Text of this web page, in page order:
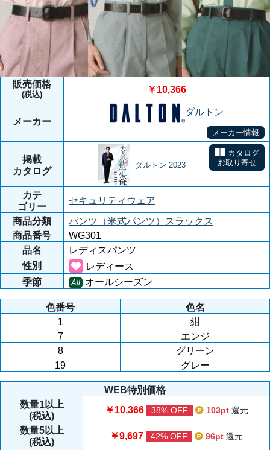
販売価格
(税込) ￥10,366
メーカー
ダルトン
メーカー情報
掲載
カタログ
ダルトン 2023
カタログ
お取り寄せ
カテ
ゴリー
セキュリティウェア
商品分類
パンツ（米式パンツ）スラックス
商品番号
WG301
品名
レディスパンツ
性別
レディース
季節
All オールシーズン
色番号
色名
1
紺
7
エンジ
8
グリーン
19
グレー
WEB特別価格
数量1以上
(税込)
￥10,366 38% OFF 103pt 還元
数量5以上
(税込)
￥9,697 42% OFF 96pt 還元